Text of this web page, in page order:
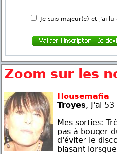
Je suis majeur(e) et j'ai lu
Zoom sur les
Housemafia
Troyes, J'ai 53
Mes sorties:
pas à bouger
d'éviter le
blasant